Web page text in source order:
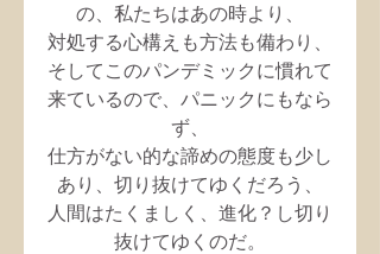
の、私たちはあの時より、
対処する心構えも方法も備わり、
そしてこのパンデミックに慣れて
来ているので、パニックにもなら
ず、
仕方がない的な諦めの態度も少し
あり、切り抜けてゆくだろう、
人間はたくましく、進化？し切り
抜けてゆくのだ。